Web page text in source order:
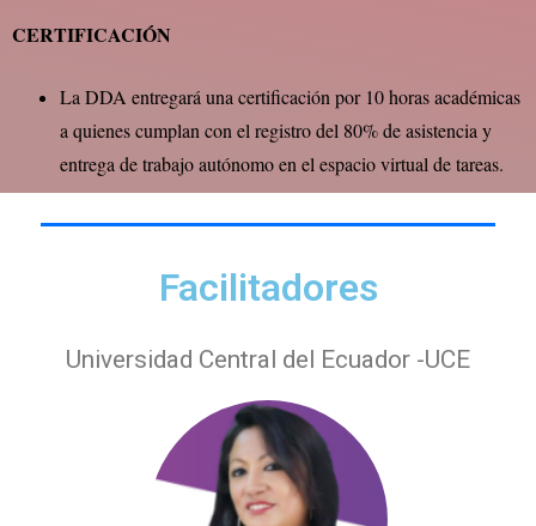
CERTIFICACIÓN
La DDA entregará una certificación por 10 horas académicas
a quienes cumplan con el registro del 80% de asistencia y
entrega de trabajo autónomo en el espacio virtual de tareas.
Facilitadores
Universidad Central del Ecuador -UCE